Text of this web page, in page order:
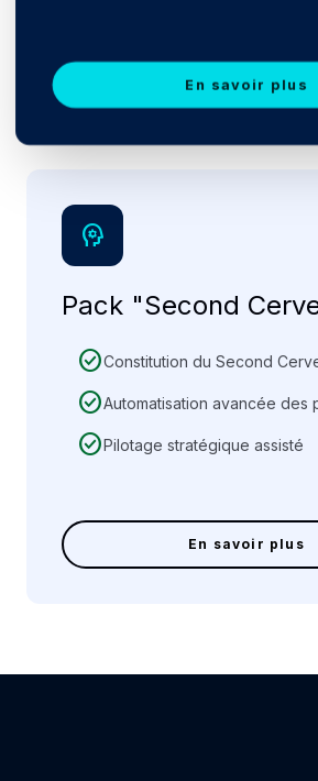
En savoir plus
psychology
Pack "Second
check_circleConstitution du Second
check_circleAutomatisation avancée des
check_circlePilotage stratégique assisté
En savoir plus